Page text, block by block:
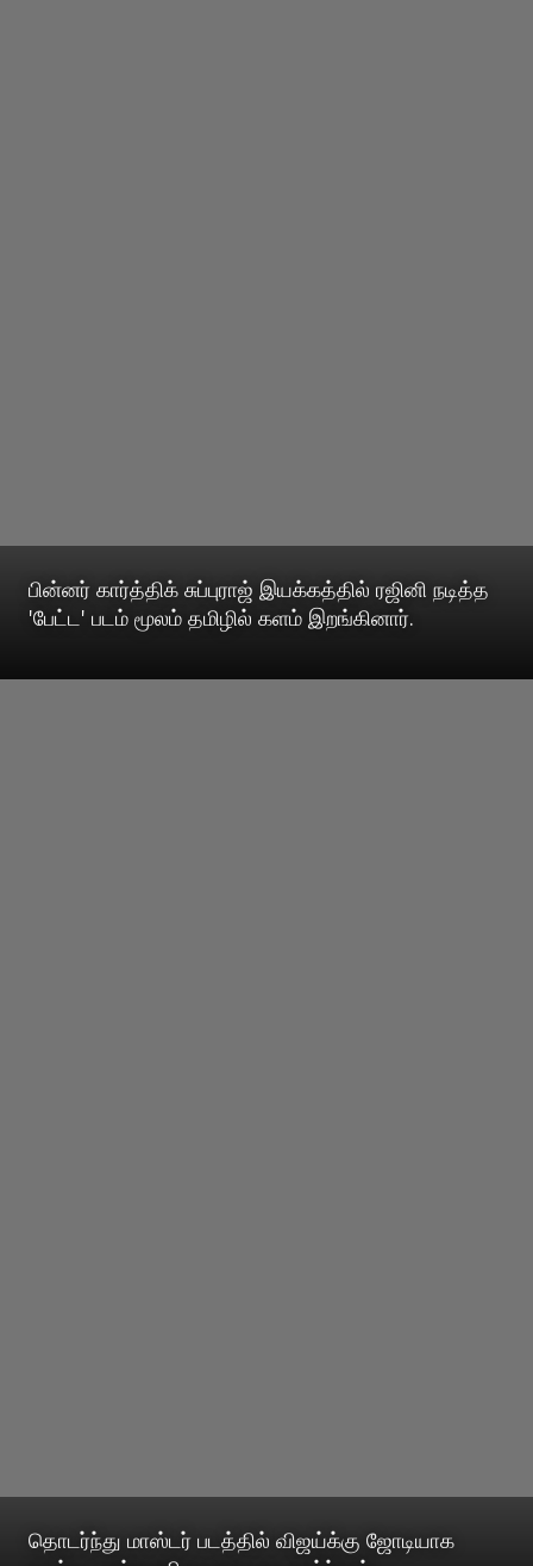
பின்னர் கார்த்திக் சுப்புராஜ் இயக்கத்தில் ரஜினி நடித்த
'பேட்ட' படம் மூலம் தமிழில் களம் இறங்கினார்.
தொடர்ந்து மாஸ்டர் படத்தில் விஜய்க்கு ஜோடியாக